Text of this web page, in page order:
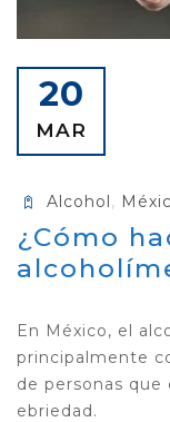
20
MAR
Alcohol,
¿Cómo
En México, el
principalmente
de personas
ebriedad.